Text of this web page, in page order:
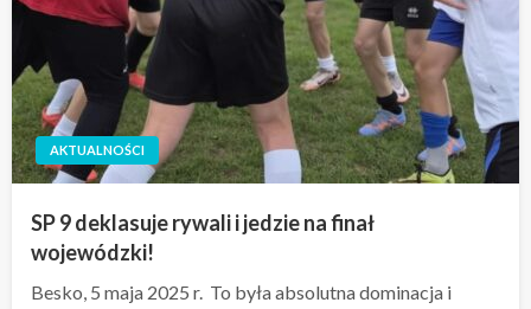
AKTUALNOŚCI
SP 9 deklasuje rywali i jedzie na finał
wojewódzki!
Besko, 5 maja 2025 r. To była absolutna dominacja i